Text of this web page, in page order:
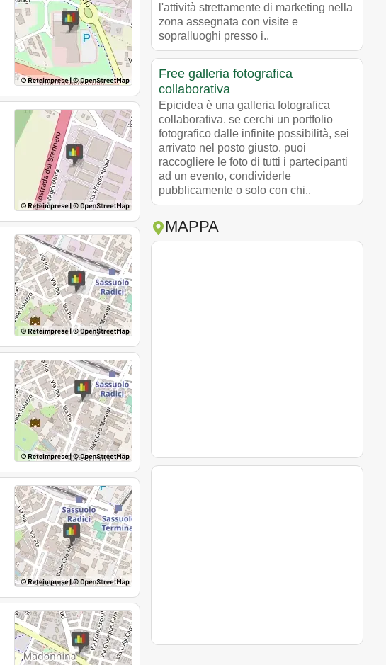
l'attività strettamente di marketing nella
zona assegnata con visite e
sopralluoghi presso i..
Free galleria fotografica
collaborativa
Epicidea è una galleria fotografica
collaborativa. se cerchi un portfolio
fotografico dalle infinite possibilità, sei
arrivato nel posto giusto. puoi
raccogliere le foto di tutti i partecipanti
ad un evento, condividerle
pubblicamente o solo con chi..
MAPPA